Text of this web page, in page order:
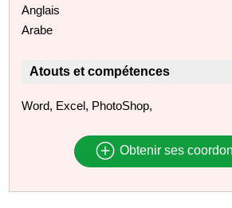
Anglais
Arabe
Atouts et compétences
Word, Excel, PhotoShop,
Obtenir ses